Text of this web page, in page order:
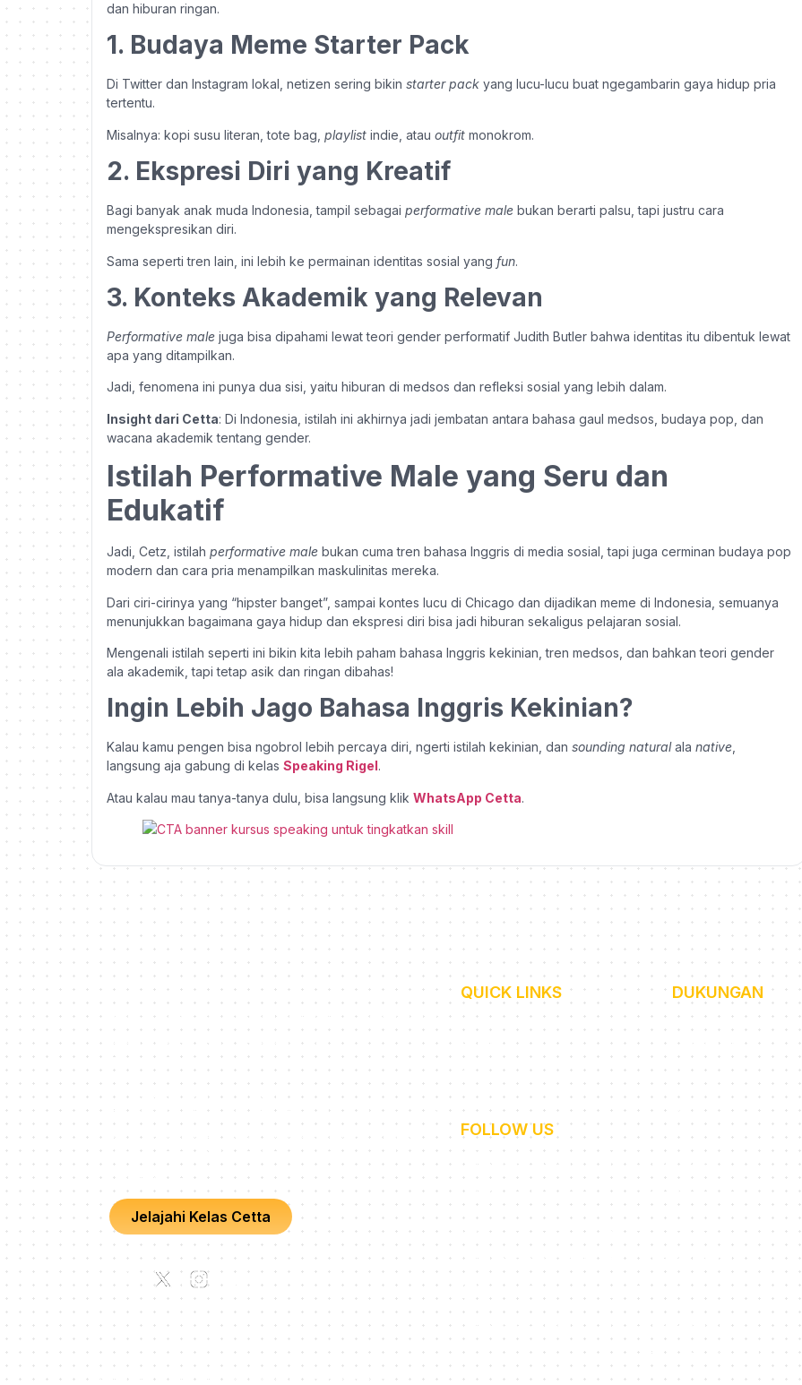
dan hiburan ringan.
1. Budaya Meme Starter Pack
Di Twitter dan Instagram lokal, netizen sering bikin starter pack yang lucu-lucu buat ngegambarin gaya hidup pria
tertentu.
Misalnya: kopi susu literan, tote bag, playlist indie, atau outfit monokrom.
2. Ekspresi Diri yang Kreatif
Bagi banyak anak muda Indonesia, tampil sebagai performative male bukan berarti palsu, tapi justru cara
mengekspresikan diri.
Sama seperti tren lain, ini lebih ke permainan identitas sosial yang fun.
3. Konteks Akademik yang Relevan
Performative male juga bisa dipahami lewat teori gender performatif Judith Butler bahwa identitas itu dibentuk lewat
apa yang ditampilkan.
Jadi, fenomena ini punya dua sisi, yaitu hiburan di medsos dan refleksi sosial yang lebih dalam.
Insight dari Cetta: Di Indonesia, istilah ini akhirnya jadi jembatan antara bahasa gaul medsos, budaya pop, dan
wacana akademik tentang gender.
Istilah Performative Male yang Seru dan
Edukatif
Jadi, Cetz, istilah performative male bukan cuma tren bahasa Inggris di media sosial, tapi juga cerminan budaya pop
modern dan cara pria menampilkan maskulinitas mereka.
Dari ciri-cirinya yang “hipster banget”, sampai kontes lucu di Chicago dan dijadikan meme di Indonesia, semuanya
menunjukkan bagaimana gaya hidup dan ekspresi diri bisa jadi hiburan sekaligus pelajaran sosial.
Mengenali istilah seperti ini bikin kita lebih paham bahasa Inggris kekinian, tren medsos, dan bahkan teori gender
ala akademik, tapi tetap asik dan ringan dibahas!
Ingin Lebih Jago Bahasa Inggris Kekinian?
Kalau kamu pengen bisa ngobrol lebih percaya diri, ngerti istilah kekinian, dan sounding naturalala native
langsung aja gabung di kelas Speaking Rigel.
Atau kalau mau tanya-tanya dulu, bisa langsung klik WhatsApp Cetta.
Kelas bahasa asing online interaktif dengan tutor
praktisi buat pembelajaran makin
menyenangkan!
PT. Cetta Cita Cendekia
HQ, Plaza Oleos, Jl. TB Simatupang No.Kav 53A
5th Floor, RT.2/RW.1, Kebagusan, Ps. Minggu,
Kota Jakarta Selatan, Daerah Khusus Ibukota
Jakarta 12520
Jelajahi Kelas Cetta
QUICK LINKS
About
Career
DUKUNGAN
Community
Press Release/Media
Blog
FOLLOW US
Instagram
Cetta English
Cetta Japanese
Cetta Mandarin
Cetta French
Cetta German
Tiktok
Cetta English
Cetta Japanese
Cetta Mandarin
Cetta French
Cetta German
© 2026 PT. Cetta Cita Cendekia. All rights reserved.
Privacy Policy Cookies Policy